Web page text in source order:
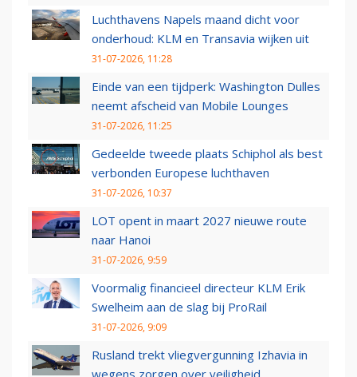
Luchthavens Napels maand dicht voor
onderhoud: KLM en Transavia wijken uit
31-07-2026, 11:28
Einde van een tijdperk: Washington Dulles
neemt afscheid van Mobile Lounges
31-07-2026, 11:25
Gedeelde tweede plaats Schiphol als best
verbonden Europese luchthaven
31-07-2026, 10:37
LOT opent in maart 2027 nieuwe route
naar Hanoi
31-07-2026, 9:59
Voormalig financieel directeur KLM Erik
Swelheim aan de slag bij ProRail
31-07-2026, 9:09
Rusland trekt vliegvergunning Izhavia in